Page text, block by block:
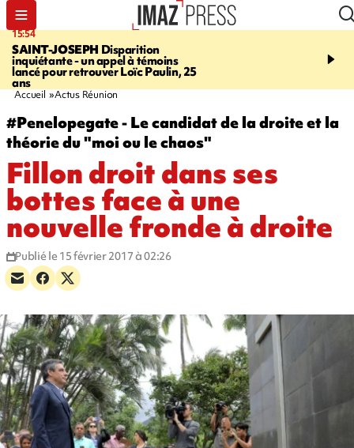
15:54
SAINT-JOSEPH Disparition
inquiétante - un appel à témoins
lancé pour retrouver Loïc Paulin, 25
ans
17:52
dimanche pour
Accueil Actus Réunion
#Penelopegate - Le candidat de la droite et la
théorie du "moi ou le chaos"
Fillon droit dans ses
bottes face à une
nouvelle fronde à droite
Publié le 15 février 2017 à 02:26